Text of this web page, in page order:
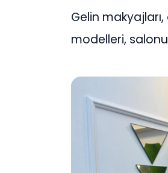
Gelin
modelleri,